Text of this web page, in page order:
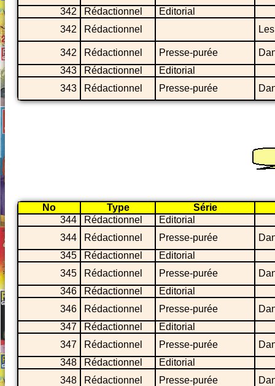
342
Rédactionnel
Editorial
342
Rédactionnel
342 Rédactionnel Presse-purée
343
Rédactionnel
Editorial
343
Rédactionnel Presse-purée
No Type
Série
344
Rédactionnel
Editorial
344
Rédactionnel Presse-purée
345
Rédactionnel
Editorial
345
Rédactionnel Presse-purée
346
Rédactionnel
Editorial
346
Rédactionnel Presse-purée
347
Rédactionnel
Editorial
347
Rédactionnel Presse-purée
348
Rédactionnel
Editorial
348
Rédactionnel Presse-purée